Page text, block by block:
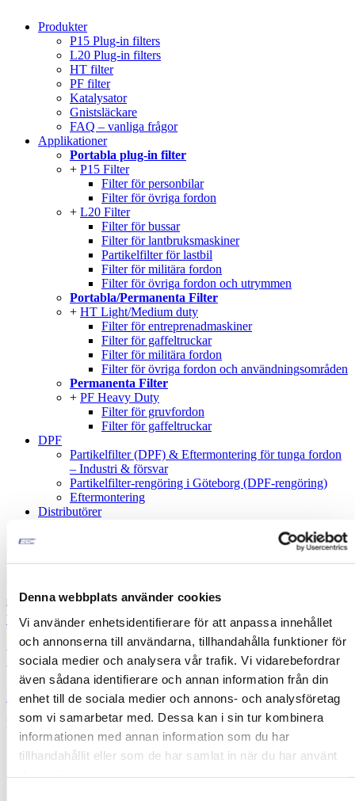
Denna webbplats använder cookies
Vi använder enhetsidentifierare för att anpassa innehållet
och annonserna till användarna, tillhandahålla funktioner för
sociala medier och analysera vår trafik. Vi vidarebefordrar
även sådana identifierare och annan information från din
enhet till de sociala medier och annons- och analysföretag
som vi samarbetar med. Dessa kan i sin tur kombinera
informationen med annan information som du har
tillhandahållit eller som de har samlat in när du har använt
Produkter
P15 Plug-in filters
L20 Plug-in filters
HT filter
PF filter
Katalysator
Gnistsläckare
FAQ – vanliga frågor
Applikationer
Portabla plug-in filter
P15 Filter
Filter för personbilar
Filter för övriga fordon
L20 Filter
Filter för bussar
Filter för lantbruksmaskiner
Partikelfilter för lastbil
Filter för militära fordon
Filter för övriga fordon och utrymmen
Portabla/Permanenta Filter
HT Light/Medium duty
Filter för entreprenadmaskiner
Filter för gaffeltruckar
Filter för militära fordon
Filter för övriga fordon och användningsområden
Permanenta Filter
PF Heavy Duty
Filter för gruvfordon
Filter för gaffeltruckar
DPF
Partikelfilter (DPF) & Eftermontering för tunga fordon
– Industri & försvar
Partikelfilter-rengöring i Göteborg (DPF-rengöring)
Eftermontering
Distributörer
Kontakt
sv
be
nl en fi fr de it es
EHC HT på Railcare
HT-filter 3 februari 2020
Hitachi rail 200-2 med ett EHC HT Partikelfilter.